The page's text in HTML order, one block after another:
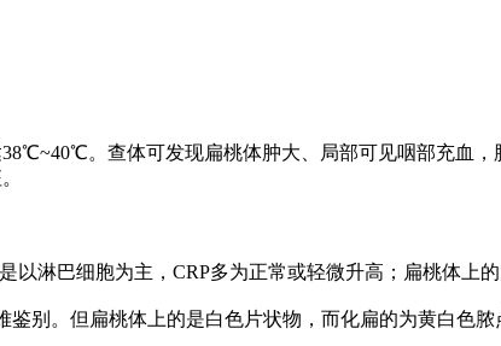
。查体可发现扁桃体肿大、局部可见咽部充血，
巴细胞为主，CRP多为正常或轻微升高；扁桃体上的
。但扁桃体上的是白色片状物，而化扁的为黄白色脓